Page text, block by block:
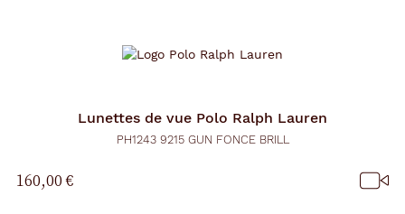
Lunettes de vue Polo Ralph Lauren
PH1243 9215 GUN FONCE BRILL
160,00 €